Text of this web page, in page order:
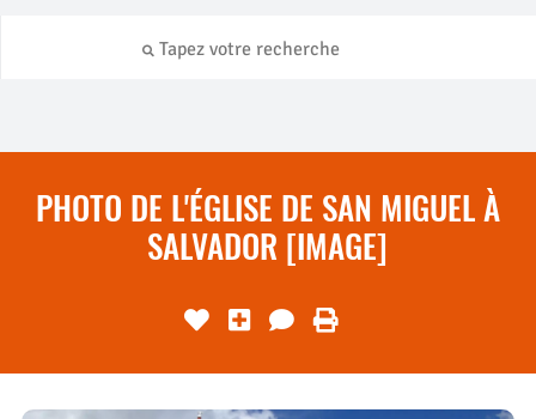
PHOTO DE L'ÉGLISE DE SAN MIGUEL À
SALVADOR [IMAGE]